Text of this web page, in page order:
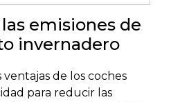
emisiones de
invernadero
de los coches
para reducir las